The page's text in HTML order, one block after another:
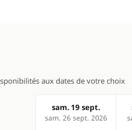
Micro-ondes
Réfrigérateur
Réfrigérateur
aux dates de votre choix
Products
sam. 19 sept.
sam. 26 sept. 2026